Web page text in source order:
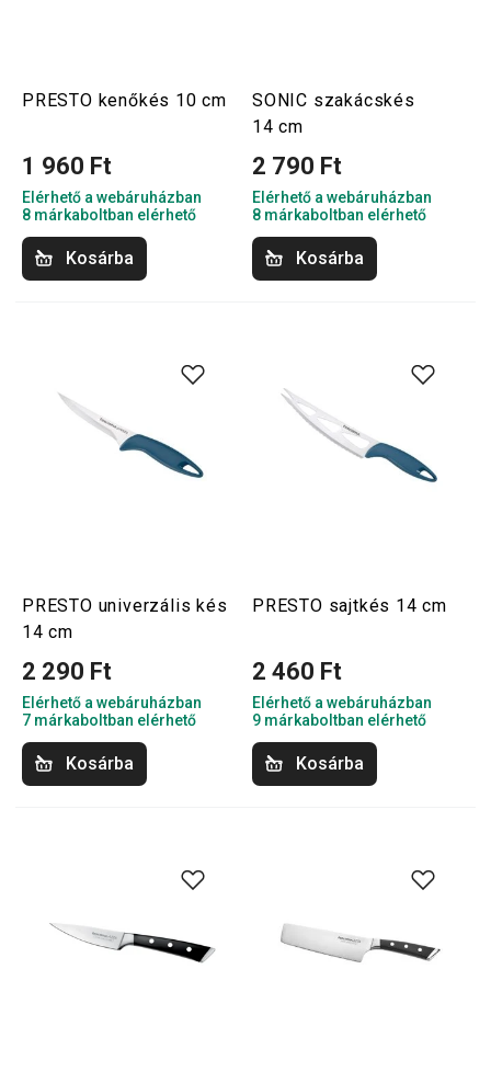
PRESTO kenőkés 10 cm
1 960 Ft
Elérhető a webáruházban
8 márkaboltban elérhető
Kosárba
SONIC szakácskés
14 cm
2 790 Ft
Elérhető a webáruházban
8 márkaboltban elérhető
Kosárba
PRESTO univerzális kés
14 cm
2 290 Ft
Elérhető a webáruházban
7 márkaboltban elérhető
Kosárba
PRESTO sajtkés 14 cm
2 460 Ft
Elérhető a webáruházban
9 márkaboltban elérhető
Kosárba